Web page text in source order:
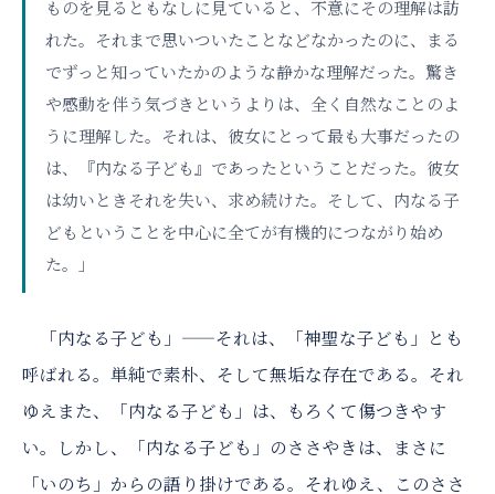
ものを見るともなしに見ていると、不意にその理解は訪
れた。それまで思いついたことなどなかったのに、まる
でずっと知っていたかのような静かな理解だった。驚き
や感動を伴う気づきというよりは、全く自然なことのよ
うに理解した。それは、彼女にとって最も大事だったの
は、『内なる子ども』であったということだった。彼女
は幼いときそれを失い、求め続けた。そして、内なる子
どもということを中心に全てが有機的につながり始め
た。」
「内なる子ども」——それは、「神聖な子ども」とも
呼ばれる。単純で素朴、そして無垢な存在である。それ
ゆえまた、「内なる子ども」は、もろくて傷つきやす
い。しかし、「内なる子ども」のささやきは、まさに
「いのち」からの語り掛けである。それゆえ、このささ